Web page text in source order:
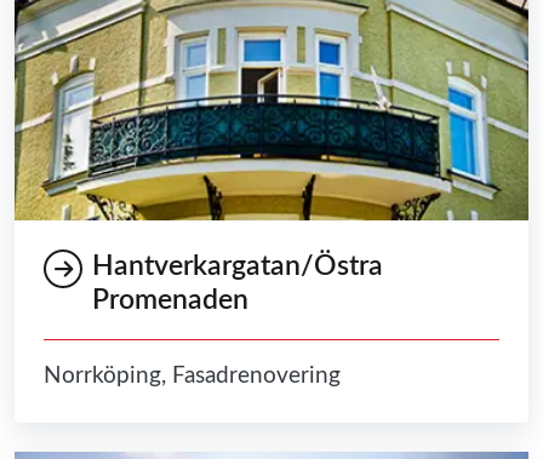
Hantverkargatan/Östra
Promenaden
Norrköping, Fasadrenovering